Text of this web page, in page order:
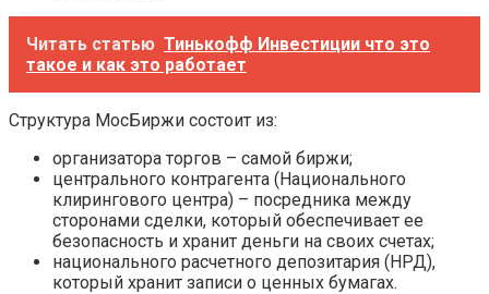
Читать статью Тинькофф Инвестиции что это
такое и как это работает
Структура МосБиржи состоит из:
организатора торгов – самой биржи;
центрального контрагента (Национального
клирингового центра) – посредника между
сторонами сделки, который обеспечивает ее
безопасность и хранит деньги на своих счетах;
национального расчетного депозитария (НРД),
который хранит записи о ценных бумагах.